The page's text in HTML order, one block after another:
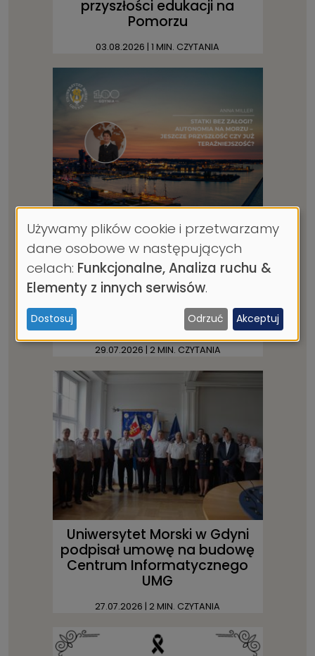
przyszłości edukacji na
Pomorzu
03.08.2026 | 1 MIN. CZYTANIA
Statki bez załogi? Autonomia
na morzu – jeszcze
przyszłość czy już
teraźniejszość? Zapraszamy
na kolejny wykład otwarty w
ramach cyklu prelekcji UMG
na 100-lecie Gdyni
29.07.2026 | 2 MIN. CZYTANIA
Uniwersytet Morski w Gdyni
podpisał umowę na budowę
Centrum Informatycznego
UMG
27.07.2026 | 2 MIN. CZYTANIA
Wykorzystanie
danych
osobowych
i
ciasteczek
Używamy plików cookie i przetwarzamy
dane osobowe w następujących
celach: Funkcjonalne, Analiza ruchu &
Elementy z innych serwisów.
Dostosuj Odrzuć Akceptuj